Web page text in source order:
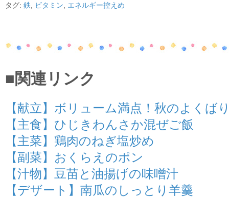
タグ: 鉄 ビタミン エネルギー控えめ
■関連リンク
【献立】ボリューム満点！秋のよくば
【主食】ひじきわんさか混ぜご飯
【主菜】鶏肉のねぎ塩炒め
【副菜】おくらえのポン
【汁物】豆苗と油揚げの味噌汁
【デザート】南瓜のしっとり羊羹